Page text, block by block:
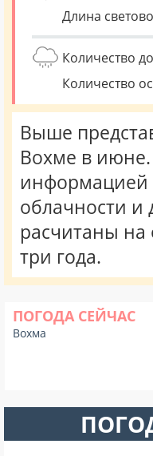
Длина
Количество
Количество
Выше
Вохме в
информацией
облачности и
расчитаны
три года.
ПОГОДА СЕЙЧАС
Вохма